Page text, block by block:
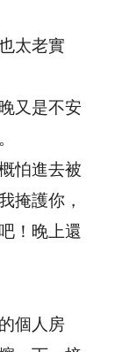
太老實
又是不安
怕進去被
掩護你，
！晚上還
個人房